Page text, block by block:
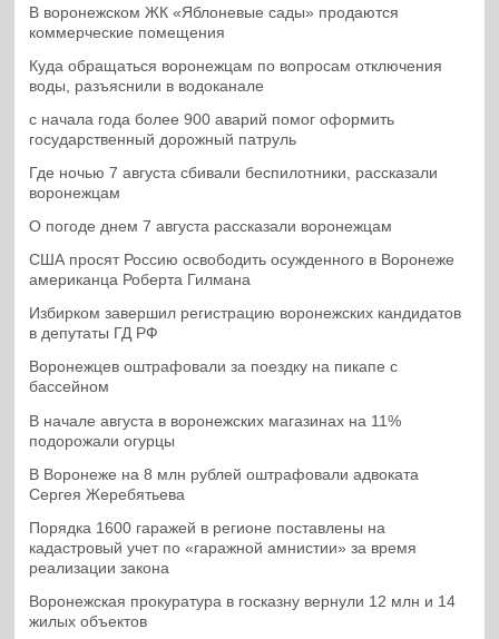
В воронежском ЖК «Яблоневые сады» продаются
коммерческие помещения
Куда обращаться воронежцам по вопросам отключения
воды, разъяснили в водоканале
с начала года более 900 аварий помог оформить
государственный дорожный патруль
Где ночью 7 августа сбивали беспилотники, рассказали
воронежцам
О погоде днем 7 августа рассказали воронежцам
США просят Россию освободить осужденного в Воронеже
американца Роберта Гилмана
Избирком завершил регистрацию воронежских кандидатов
в депутаты ГД РФ
Воронежцев оштрафовали за поездку на пикапе с
бассейном
В начале августа в воронежских магазинах на 11%
подорожали огурцы
В Воронеже на 8 млн рублей оштрафовали адвоката
Сергея Жеребятьева
Порядка 1600 гаражей в регионе поставлены на
кадастровый учет по «гаражной амнистии» за время
реализации закона
Воронежская прокуратура в госказну вернули 12 млн и 14
жилых объектов